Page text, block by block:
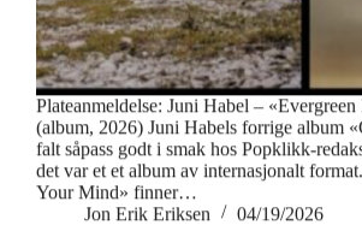
Plateanmeldelse: Juni Habel –
(album, 2026) Juni Habels forrige album
falt såpass godt i smak hos Popklikk-
det var et et album av internasjonalt
Your Mind» finner…
Jon Erik Eriksen
04/19/2026